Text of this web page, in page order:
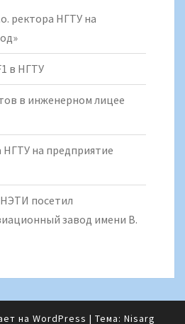
ректора НГТУ на
в НГТУ
в инженерном лицее
НГТУ на предприятие
посетил
завод имени В.
на WordPress | Тема: Nisarg